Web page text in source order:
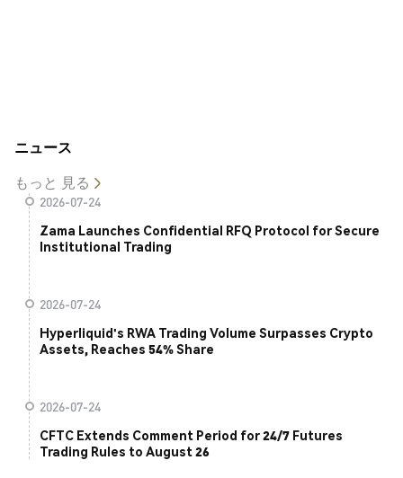
ニュース
もっと 見る
2026-07-24
Zama Launches Confidential RFQ Protocol for Secure
Institutional Trading
2026-07-24
Hyperliquid's RWA Trading Volume Surpasses Crypto
Assets, Reaches 54% Share
2026-07-24
CFTC Extends Comment Period for 24/7 Futures
Trading Rules to August 26